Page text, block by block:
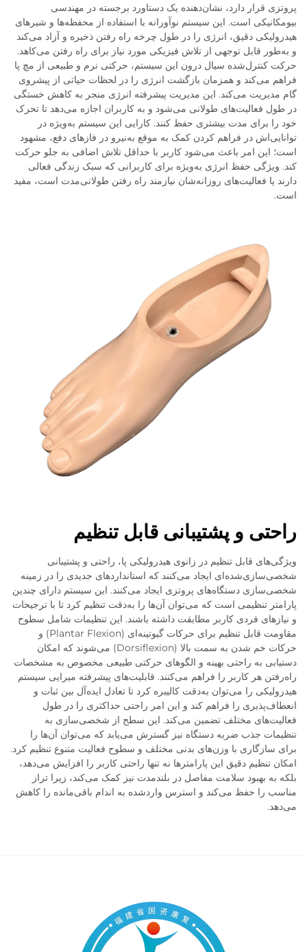
پروتزی قرار دارد، نشان‌دهنده یک دستاورد برجسته در مهندسی
بیومکانیکی است. این سیستم نوآورانه با استفاده از محفظه‌ها و شیرهای
هیدرولیکی دقیق، انرژی را در طول چرخه راه رفتن ذخیره و آزاد می‌کند
و به‌طور قابل توجهی از تلاش فیزیکی مورد نیاز برای راه رفتن می‌کاهد.
حرکت کنترل‌شده سیال درون این سیستم، حرکتی نرم و طبیعی از مچ پا
فراهم می‌کند و همزمان بازگشت انرژی را در لحظات حیاتی از پیشروی
گام مدیریت می‌کند. این مدیریت پیشرفته انرژی منجر به کاهش خستگی
در طول فعالیت‌های طولانی می‌شود و به کاربران اجازه می‌دهد تا تحرک
خود را برای مدت بیشتری حفظ کنند. کارایی این سیستم به‌ویژه در
توانایی‌اش در فراهم کردن کمک به موقع به‌نیرو در فازهای دفع، مشهود
است؛ این امر باعث می‌شود کاربر با حداقل تلاش اضافی به جلو حرکت
کند. ویژگی حفظ انرژی به‌ویژه برای کاربرانی که سبک زندگی فعالی
دارند یا فعالیت‌های روزانه‌شان نیازمند راه رفتن طولانی‌مدت است، مفید
است.
راحتی و پشتیبانی قابل تنظیم
ویژگی‌های قابل تنظیم در زانوی هیدرولیکی پا، راحتی و پشتیبانی
شخصی‌سازی‌شده‌ای ایجاد می‌کنند که استانداردهای جدیدی را در زمینه
شخصی‌سازی دستگاه‌های پروتزی ایجاد می‌کنند. این سیستم دارای چندین
پارامتر تنظیمی است که می‌توان آن‌ها را به‌دقت تنظیم کرد تا با ترجیحات
و نیازهای فردی کاربر مطابقت داشته باشند. این تنظیمات شامل سطوح
مقاومت قابل تنظیم برای حرکات گیوتینه‌ای (Plantar Flexion) و
حرکات خم شدن به سمت بالا (Dorsiflexion) می‌شوند که امکان
دستیابی به راحتی بهینه و الگوهای حرکتی طبیعی مخصوص به مشخصات
راه‌رفتن هر کاربر را فراهم می‌کنند. قابلیت‌های پیشرفته میرایی سیستم
هیدرولیکی را می‌توان به‌دقت کالیبره کرد تا تعادل ایده‌آل بین ثبات و
انعطاف‌پذیری را فراهم کند و این امر راحتی حداکثری را در طول
فعالیت‌های مختلف تضمین می‌کند. این سطح از شخصی‌سازی به
تنظیمات جذب ضربه دستگاه نیز گسترش می‌یابد که می‌توان آن‌ها را
برای سازگاری با وزن‌های بدنی مختلف و سطوح فعالیت متنوع تنظیم کرد.
امکان تنظیم دقیق این پارامترها نه تنها راحتی کاربر را افزایش می‌دهد،
بلکه به بهبود سلامت مفاصل در بلندمدت نیز کمک می‌کند، زیرا تراز
مناسب را حفظ می‌کند و استرس وارد‌شده به اندام باقی‌مانده را کاهش
می‌دهد.